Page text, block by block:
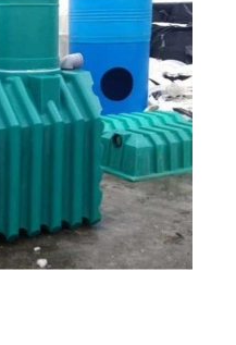
расчет и
сейчас!